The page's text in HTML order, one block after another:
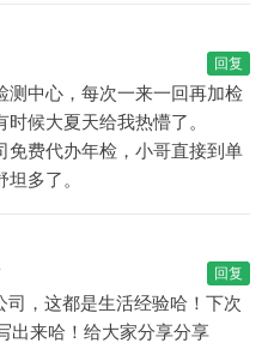
回复
测中心，每次一来一回再加检
候大夏天给我热懵了。
免费代办年检，小哥直接到单
多了。
回复
司，这都是生活经验哈！下次
出来哈！给大家分享分享